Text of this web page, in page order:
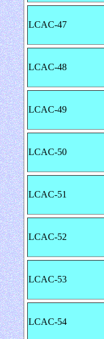
LCAC-47
LCAC-48
LCAC-49
LCAC-50
LCAC-51
LCAC-52
LCAC-53
LCAC-54